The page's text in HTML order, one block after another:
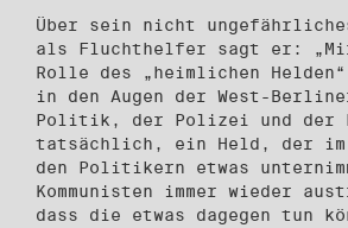
Über sein nicht ungefährliches
als Fluchthelfer sagt er:
Rolle des „heimlichen
in den Augen der West-
Politik, der Polizei und der
tatsächlich, ein Held, der im
den Politikern etwas
Kommunisten immer wieder
dass die etwas dagegen tun